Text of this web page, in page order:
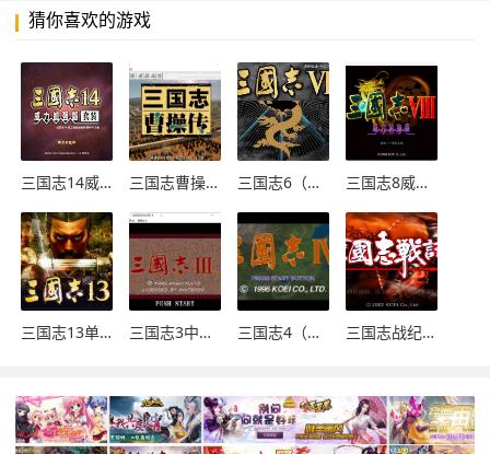
猜你喜欢的游戏
三国志14威力加强版套装数字豪华版 v1.0.10.0绿色版 三国志曹操传简体中文绿色版 三国志6（Ⅵ）中文版 三国志8威力加强版 v1.0.0.1免安装绿色版
三国志13单机中文版 v1.0.4.0免安装版 三国志3中文版 免安装版 三国志4（Ⅳ）威力加强版（PK版DOS版） 三国志战纪1-2中文汉化版PC-PS2模拟器版